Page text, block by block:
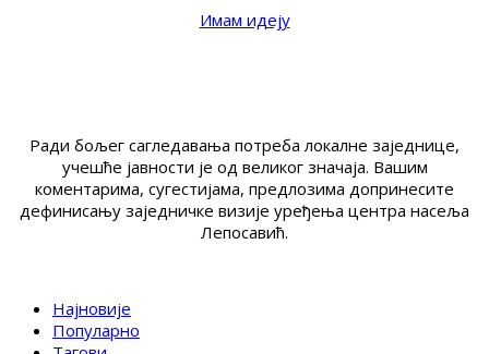
Имам идеју
Ради бољег сагледавања потреба локалне заједнице,
учешће јавности је од великог значаја. Вашим
коментарима, сугестијама, предлозима допринесите
дефинисању заједничке визије уређења центра насеља
Лепосавић.
Најновије
Популарно